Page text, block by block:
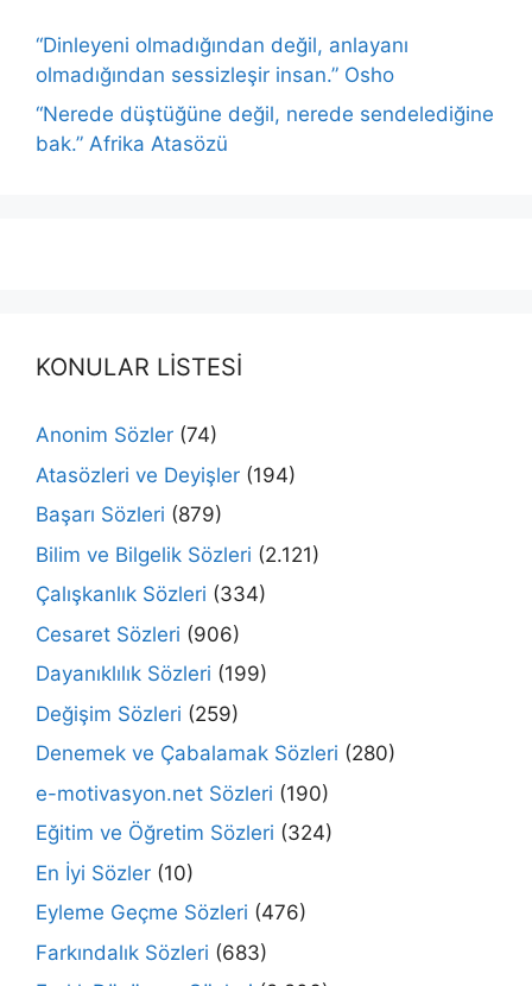
“Dinleyeni olmadığından değil, anlayanı
olmadığından sessizleşir insan.” Osho
“Nerede düştüğüne değil, nerede sendelediğine
bak.” Afrika Atasözü
KONULAR LİSTESİ
Anonim Sözler (74)
Atasözleri ve Deyişler (194)
Başarı Sözleri (879)
Bilim ve Bilgelik Sözleri (2.121)
Çalışkanlık Sözleri (334)
Cesaret Sözleri (906)
Dayanıklılık Sözleri (199)
Değişim Sözleri (259)
Denemek ve Çabalamak Sözleri (280)
e-motivasyon.net Sözleri (190)
Eğitim ve Öğretim Sözleri (324)
En İyi Sözler (10)
Eyleme Geçme Sözleri (476)
Farkındalık Sözleri (683)